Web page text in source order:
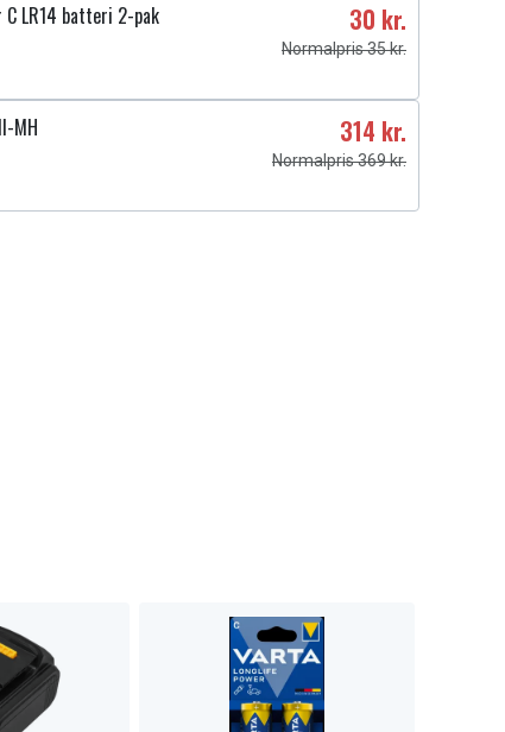
LR14 batteri 2-pak 30 kr.
Normalpris 35 kr.
MH 314 kr.
Normalpris 369 kr.